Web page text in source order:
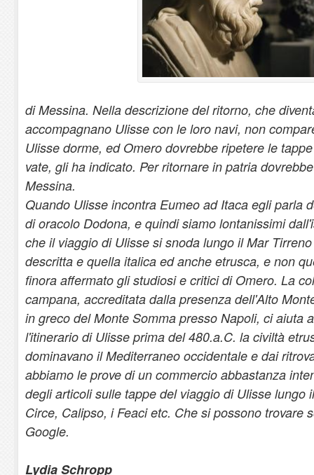
di Messina. Nella descrizione del ritorno, che
accompagnano Ulisse con le loro navi, non
Ulisse dorme, ed Omero dovrebbe ripetere le
vate, gli ha indicato. Per ritornare in patria
Messina.
Quando Ulisse incontra Eumeo ad Itaca egli parla
di oracolo Dodona, e quindi siamo lontanissimi
che il viaggio di Ulisse si snoda lungo il Mar
descritta e quella italica ed anche etrusca, e non
finora affermato gli studiosi e critici di Omero. La
campana, accreditata dalla presenza dell'Alto
in greco del Monte Somma presso Napoli, ci aiuta
l'itinerario di Ulisse prima del 480.a.C. la civiltà
dominavano il Mediterraneo occidentale e dai
abbiamo le prove di un commercio abbastanza
degli articoli sulle tappe del viaggio di Ulisse lungo
Circe, Calipso, i Feaci etc. Che si possono trovare
Google.
Lydia Schropp